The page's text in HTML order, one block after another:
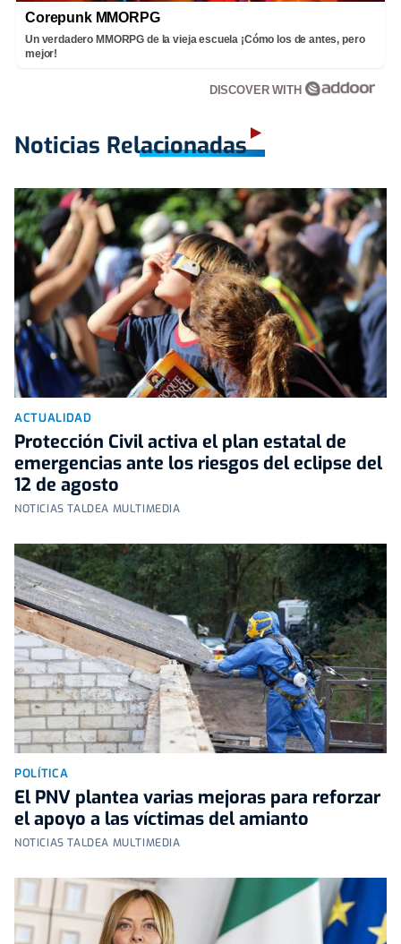
Corepunk MMORPG
Un verdadero MMORPG de la vieja escuela ¡Cómo los de antes, pero
mejor!
DISCOVER WITH
Noticias Relacionadas
ACTUALIDAD
Protección Civil activa el plan estatal de
emergencias ante los riesgos del eclipse del
12 de agosto
NOTICIAS TALDEA MULTIMEDIA
POLÍTICA
El PNV plantea varias mejoras para reforzar
el apoyo a las víctimas del amianto
NOTICIAS TALDEA MULTIMEDIA